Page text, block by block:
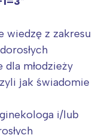
wiedzę z zakresu
dla młodzieży
jak świadomie
i/lub